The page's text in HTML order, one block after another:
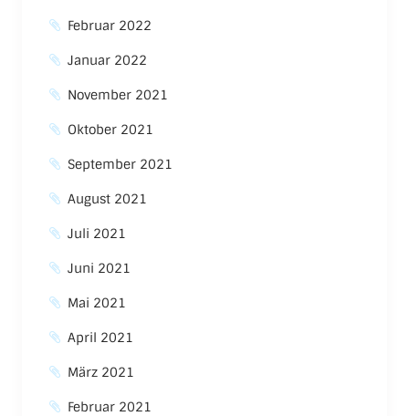
Februar 2022
Januar 2022
November 2021
Oktober 2021
September 2021
August 2021
Juli 2021
Juni 2021
Mai 2021
April 2021
März 2021
Februar 2021